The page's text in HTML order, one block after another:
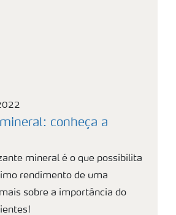
conheça a
mineral é o que possibilita
rendimento de uma
sobre a importância do